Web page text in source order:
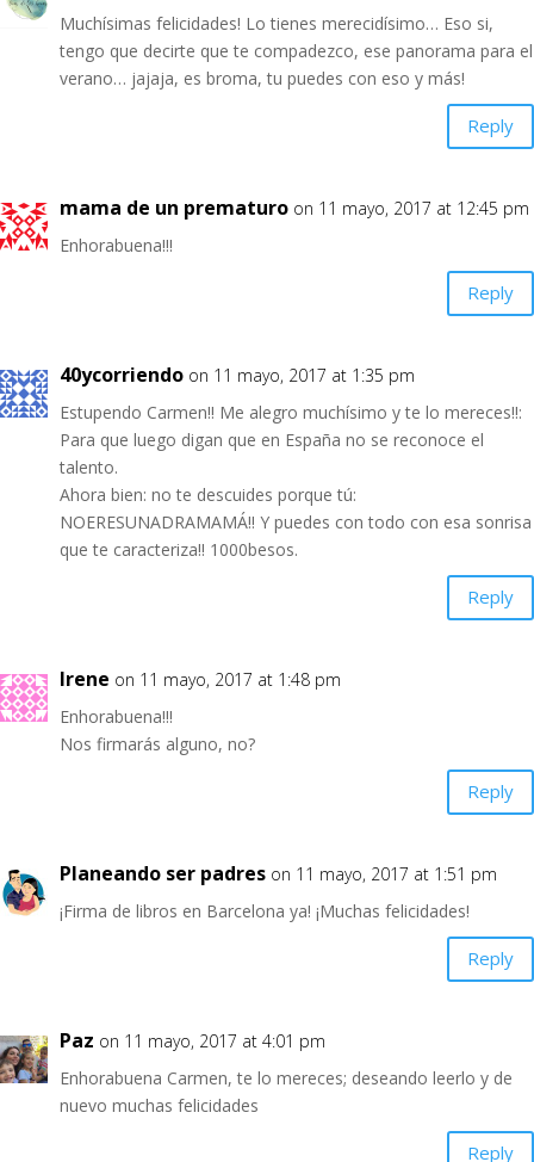
Muchísimas felicidades! Lo tienes merecidísimo… Eso si,
tengo que decirte que te compadezco, ese panorama para el
verano… jajaja, es broma, tu puedes con eso y más!
Reply
mama de un prematuro on 11 mayo, 2017 at 12:45 pm
Enhorabuena!!!
Reply
40ycorriendo on 11 mayo, 2017 at 1:35 pm
Estupendo Carmen!! Me alegro muchísimo y te lo mereces!!:
Para que luego digan que en España no se reconoce el
talento.
Ahora bien: no te descuides porque tú:
NOERESUNADRAMAMÁ!! Y puedes con todo con esa sonrisa
que te caracteriza!! 1000besos.
Reply
Irene on 11 mayo, 2017 at 1:48 pm
Enhorabuena!!!
Nos firmarás alguno, no?
Reply
Planeando ser padres on 11 mayo, 2017 at 1:51 pm
¡Firma de libros en Barcelona ya! ¡Muchas felicidades!
Reply
Paz on 11 mayo, 2017 at 4:01 pm
Enhorabuena Carmen, te lo mereces; deseando leerlo y de
nuevo muchas felicidades
Reply